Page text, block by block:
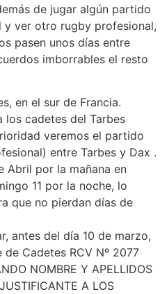
de jugar algún partido
y ver otro rugby profesional,
pasen unos días entre
imborrables el resto
en el sur de Francia.
cadetes del Tarbes
veremos el partido
entre Tarbes y Dax .
Abril por la mañana en
11 por la noche, lo
que no pierdan días de
antes del día 10 de marzo,
Cadetes RCV Nº 2077
NOMBRE Y APELLIDOS
A LOS